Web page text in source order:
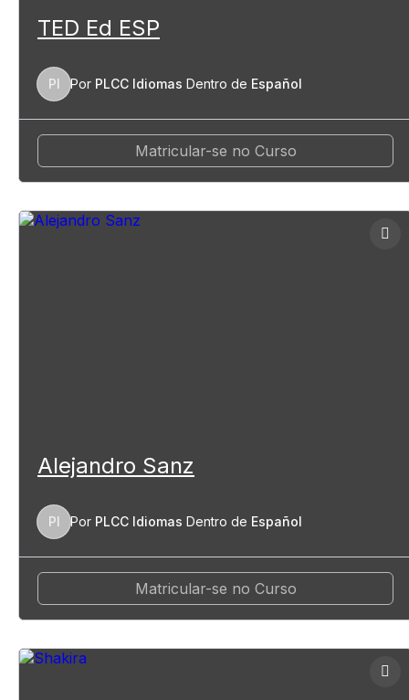
TED Ed ESP
PI Por PLCC Idiomas Dentro de Español
Matricular-se no Curso
Alejandro Sanz
PI Por PLCC Idiomas Dentro de Español
Matricular-se no Curso